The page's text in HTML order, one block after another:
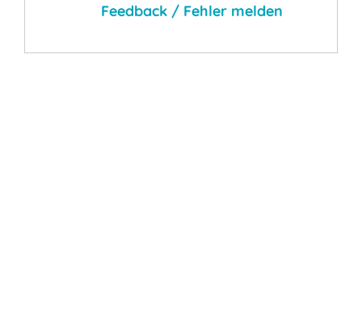
Feedback / Fehler melden